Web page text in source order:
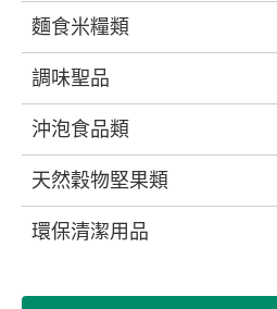
麵食米糧類
調味聖品
沖泡食品類
天然穀物堅果類
環保清潔用品